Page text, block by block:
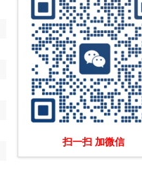
扫一扫 加微信